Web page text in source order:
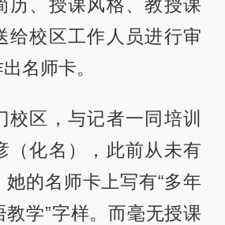
历、授课风格、教授课
给校区工作人员进行审
名师卡。
校区，与记者一同培训
（化名），此前从未有
的名师卡上写有“多年
教学”字样。而毫无授课